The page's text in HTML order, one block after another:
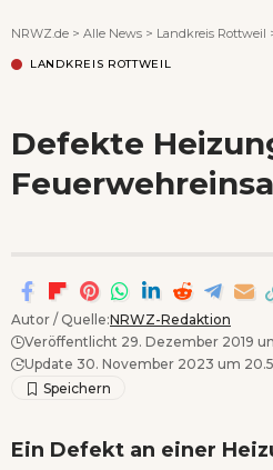
NRWZ.de > Alle News > Landkreis Rottweil
LANDKREIS ROTTWEIL
Defekte
Autor / Quelle:NRWZ-Redaktion
Veröffentlicht 29. Dezember 2019
Update 30. November 2023 um
Ein Defekt an einer